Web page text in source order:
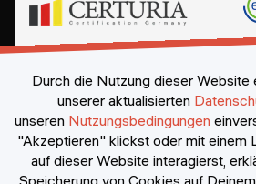
Durch die Nutzung dieser Website
unserer aktualisierten
unseren Nutzungsbedingungen
"Akzeptieren" klickst oder mit einem
auf dieser Website interagierst,